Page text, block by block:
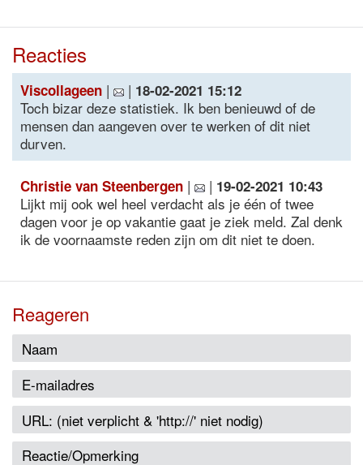
Reacties
Viscollageen | | 18-02-2021 15:12
Toch bizar deze statistiek. Ik ben benieuwd of de
mensen dan aangeven over te werken of dit niet
durven.
Christie van Steenbergen | | 19-02-2021 10:43
Lijkt mij ook wel heel verdacht als je één of twee
dagen voor je op vakantie gaat je ziek meld. Zal denk
ik de voornaamste reden zijn om dit niet te doen.
Reageren